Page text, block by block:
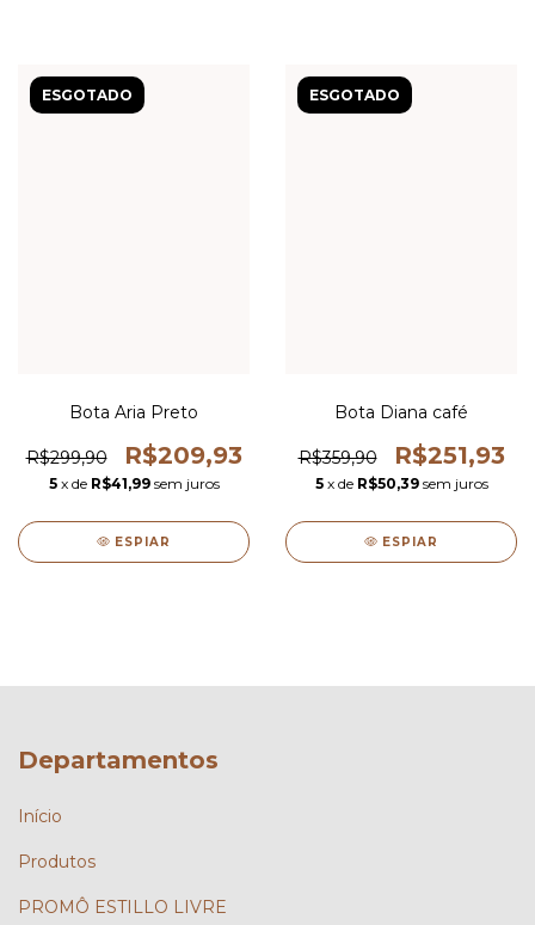
ESGOTADO
Bota Aria Preto
R$299,90 R$209,93
5 x de R$41,99 sem juros
ESPIAR
ESGOTADO
Bota Diana café
R$359,90 R$251,93
5 x de R$50,39 sem juros
ESPIAR
Departamentos
Início
Produtos
PROMÔ ESTILLO LIVRE